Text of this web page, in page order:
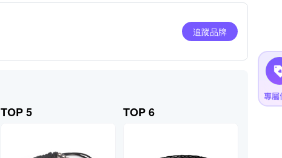
追蹤品牌
TOP 5 TOP 6